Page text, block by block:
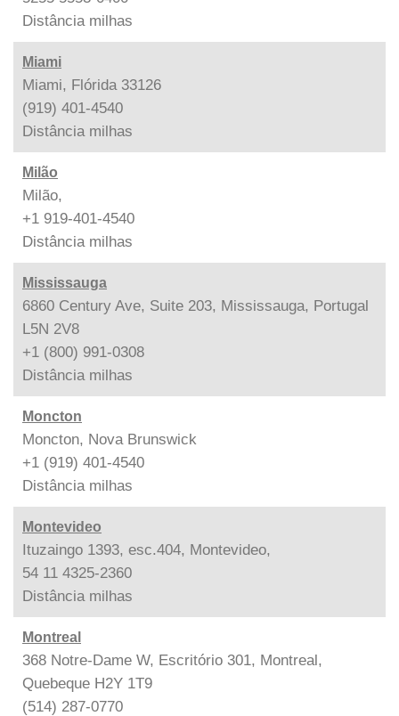
Distância milhas
Miami
Miami, Flórida 33126
(919) 401-4540
Distância milhas
Milão
Milão,
+1 919-401-4540
Distância milhas
Mississauga
6860 Century Ave, Suite 203, Mississauga, Portugal
L5N 2V8
+1 (800) 991-0308
Distância milhas
Moncton
Moncton, Nova Brunswick
+1 (919) 401-4540
Distância milhas
Montevideo
Ituzaingo 1393, esc.404, Montevideo,
54 11 4325-2360
Distância milhas
Montreal
368 Notre-Dame W, Escritório 301, Montreal,
Quebeque H2Y 1T9
(514) 287-0770